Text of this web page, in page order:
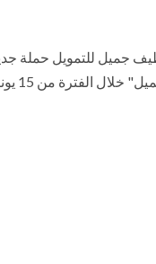
جميل للتمويل حملة
تحت شعار "الصيف السنة دي